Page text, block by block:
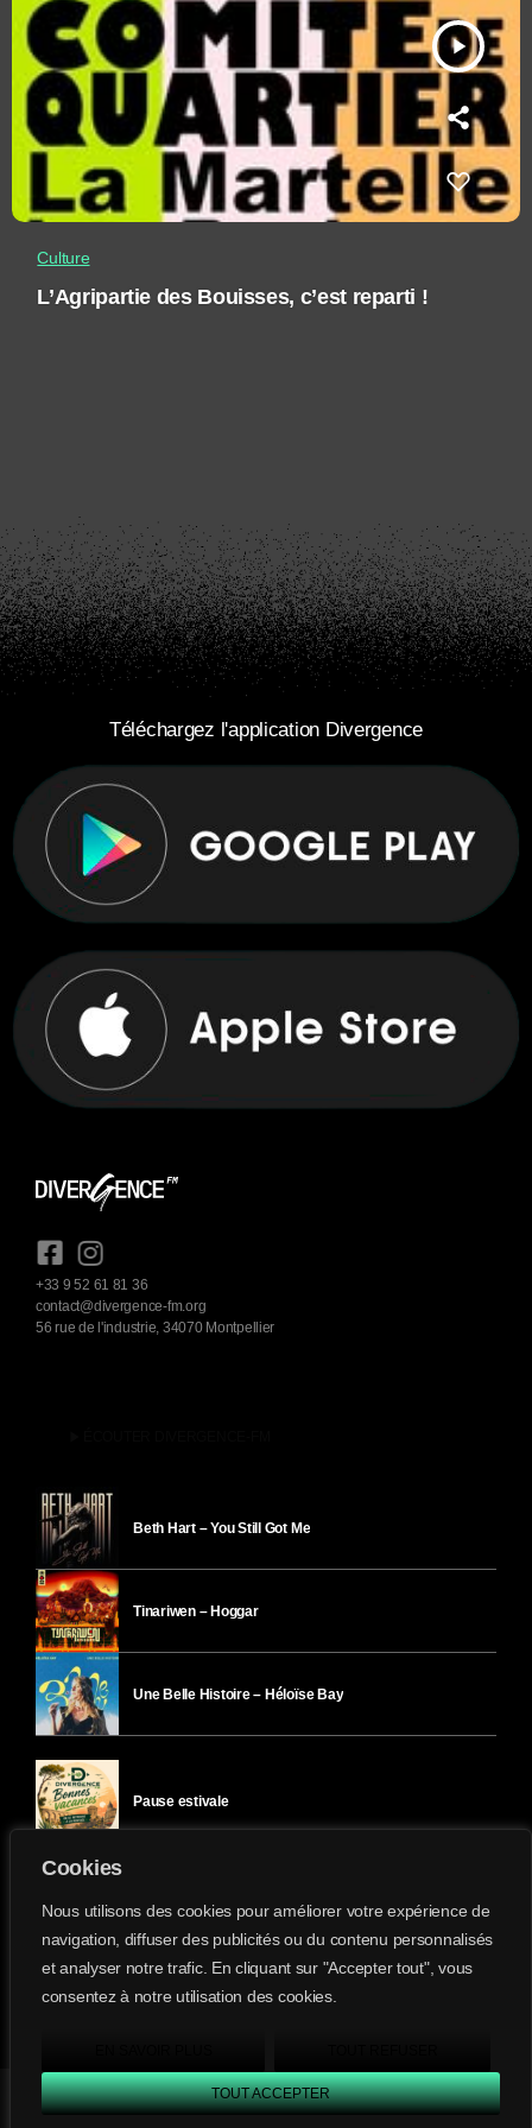
Cookies
Nous utilisons des cookies pour améliorer votre expérience de
navigation, diffuser des publicités ou du contenu personnalisés
et analyser notre trafic. En cliquant sur "Accepter tout", vous
consentez à notre utilisation des cookies.
TOUT ACCEPTER
play_arrow Divergence FM keyboard_arrow_right
play_arrow
Culture
L’Agripartie des Bouisses, c’est reparti !
Téléchargez l'application Divergence
+33 9 52 61 81 36
contact@divergence-fm.org
56 rue de l'industrie, 34070 Montpellier
Beth Hart – You Still Got Me
Tinariwen – Hoggar
Une Belle Histoire – Héloïse Bay
Pause estivale
Ici l’Ombre – mardi 28 juillet